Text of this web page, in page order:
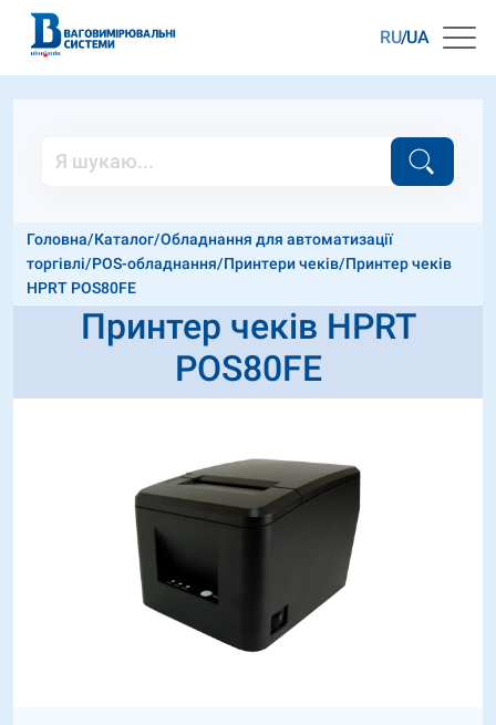
RU UA
Головна/Каталог/Обладнання для автоматизації
торгівлі/POS-обладнання/Принтери чеків/Принтер чеків
HPRT POS80FE
Принтер чеків HPRT
POS80FE